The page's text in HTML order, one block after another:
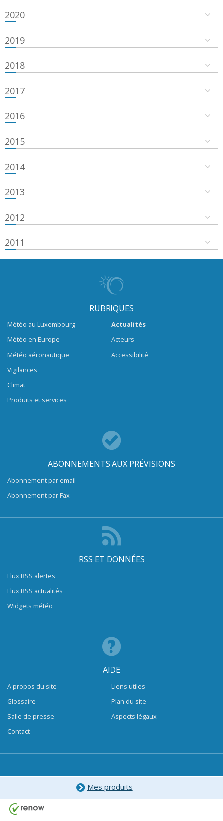
2020
2019
2018
2017
2016
2015
2014
2013
2012
2011
RUBRIQUES
Météo au Luxembourg
Météo en Europe
Météo aéronautique
Vigilances
Climat
Produits et services
Actualités
Acteurs
Accessibilité
ABONNEMENTS AUX PRÉVISIONS
Abonnement par email
Abonnement par Fax
RSS ET DONNÉES
Flux RSS alertes
Flux RSS actualités
Widgets météo
AIDE
A propos du site
Glossaire
Salle de presse
Contact
Liens utiles
Plan du site
Aspects légaux
Mes produits